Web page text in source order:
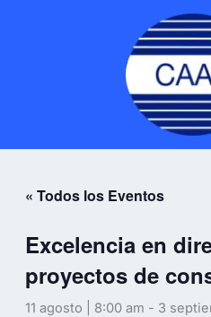
« Todos los Eventos
Excelencia en
proyectos de
11 agosto | 8:00 am - 3